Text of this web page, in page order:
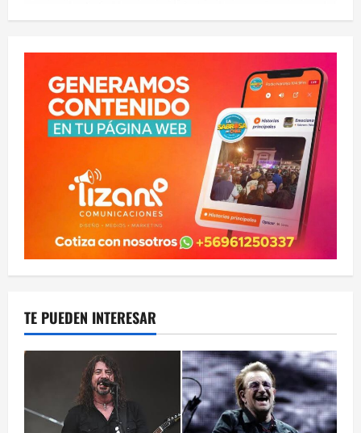
TE PUEDEN INTERESAR